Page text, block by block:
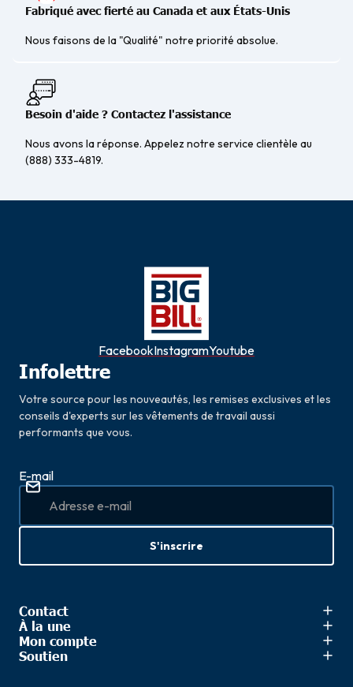
Fabriqué avec fierté au Canada et aux États-Unis
Nous faisons de la "Qualité" notre priorité absolue.
Besoin d'aide ? Contactez l'assistance
Nous avons la réponse. Appelez notre service clientèle au
(888) 333-4819.
FacebookInstagramYoutube
Contact
À la une
Mon compte
Soutien
Infolettre
Votre source pour les nouveautés, les remises exclusives et les
conseils d'experts sur les vêtements de travail aussi
performants que vous.
E-mail
S'inscrire